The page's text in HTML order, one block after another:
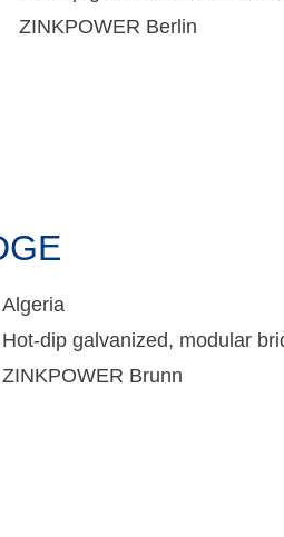
ZINKPOWER Berlin
Algeria
Hot-dip galvanized, modular
ZINKPOWER Brunn